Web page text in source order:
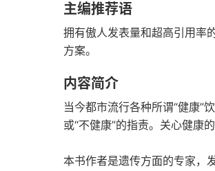
字数
主编推荐语
拥有傲人发表量和超高引用率
方案。
内容简介
当今都市流行各种所谓“健康”
或“不健康”的指责。关心健康
本书作者是遗传方面的专家，